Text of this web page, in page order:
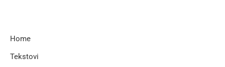
Home
Tekstovi